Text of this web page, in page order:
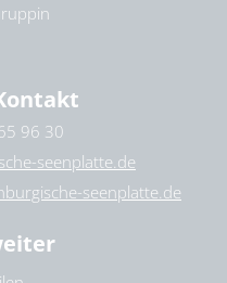
96 30
seenplatte.de
seenplatte.de